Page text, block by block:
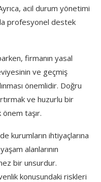
acil durum yönetimi
profesyonel destek
firmanın yasal
ve geçmiş
önemlidir. Doğru
ve huzurlu bir
taşır.
kurumların ihtiyaçlarına
alanlarının
bir unsurdur.
konusundaki riskleri